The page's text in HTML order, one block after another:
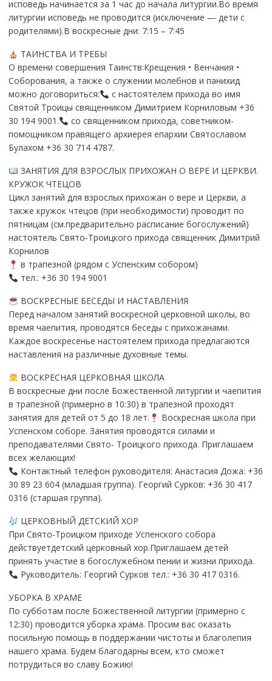
исповедь начинается за 1 час до начала литургии.Во время
литургии исповедь не проводится (исключение — дети с
родителями).В воскресные дни: 7:15 – 7:45
ТАИНСТВА И ТРЕБЫ
О времени совершения Таинств:Крещения • Венчания •
Соборования, а также о служении молебнов и панихид
можно договориться:
с настоятелем прихода во имя
Святой Троицы священником Димитрием Корниловым +36
30 194 9001.
со священником прихода, советником-
помощником правящего архиерея епархии Святославом
Булахом +36 30 714 4787.
ЗАНЯТИЯ ДЛЯ ВЗРОСЛЫХ ПРИХОЖАН О ВЕРЕ И ЦЕРКВИ.
КРУЖОК ЧТЕЦОВ
Цикл занятий для взрослых прихожан о вере и Церкви, а
также кружок чтецов (при необходимости) проводит по
пятницам (см.предварительно расписание богослужений)
настоятель Свято-Троицкого прихода священник Димитрий
Корнилов
в трапезной (рядом с Успенским собором)
тел.: +36 30 194 9001
ВОСКРЕСНЫЕ БЕСЕДЫ И НАСТАВЛЕНИЯ
Перед началом занятий воскресной церковной школы, во
время чаепития, проводятся беседы с прихожанами.
Каждое воскресенье настоятелем прихода предлагаются
наставления на различные духовные темы.
ВОСКРЕСНАЯ ЦЕРКОВНАЯ ШКОЛА
В воскресные дни после Божественной литургии и чаепития
в трапезной (примерно в 10:30) в трапезной проходят
занятия для детей от 5 до 18 лет.
Воскресная школа при
Успенском соборе. Занятия проводятся силами и
преподавателями Свято- Троицкого прихода. Приглашаем
всех желающих!
Контактный телефон руководителя: Анастасия Дожа: +36
30 89 23 604 (младшая группа). Георгий Сурков: +36 30 417
0316 (старшая группа).
ЦЕРКОВНЫЙ ДЕТСКИЙ ХОР
При Свято-Троицком приходе Успенского собора
действуетдетский церковный хор.Приглашаем детей
принять участие в богослужебном пении и жизни прихода.
Руководитель: Георгий Сурков тел.: +36 30 417 0316.
УБОРКА В ХРАМЕ
По субботам после Божественной литургии (примерно с
12:30) проводится уборка храма. Просим вас оказать
посильную помощь в поддержании чистоты и благолепия
нашего храма. Будем благодарны всем, кто сможет
потрудиться во славу Божию!